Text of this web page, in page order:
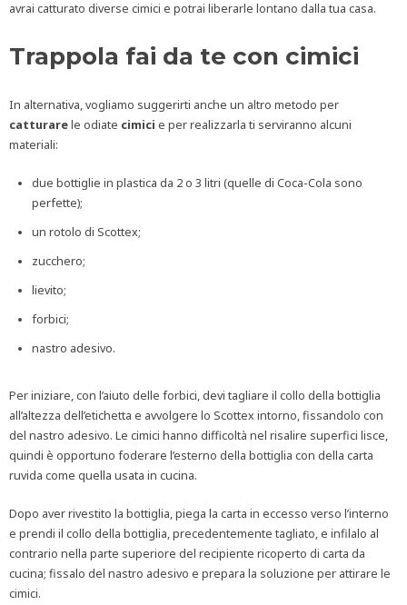
avrai catturato diverse cimici e potrai liberarle lontano dalla tua casa.
Trappola fai da te con cimici
In alternativa, vogliamo suggerirti anche un altro metodo per
catturarele odiate cimici e per realizzarla ti serviranno alcuni
materiali:
due bottiglie in plastica da 2 o 3 litri (quelle di Coca-Cola sono
perfette);
un rotolo di Scottex;
zucchero;
lievito;
forbici;
nastro adesivo.
Per iniziare, con l’aiuto delle forbici, devi tagliare il collo della bottiglia
all’altezza dell’etichetta e avvolgere lo Scottex intorno, fissandolo con
del nastro adesivo. Le cimici hanno difficoltà nel risalire superfici lisce,
quindi è opportuno foderare l’esterno della bottiglia con della carta
ruvida come quella usata in cucina.
Dopo aver rivestito la bottiglia, piega la carta in eccesso verso l’interno
e prendi il collo della bottiglia, precedentemente tagliato, e infilalo al
contrario nella parte superiore del recipiente ricoperto di carta da
cucina; fissalo del nastro adesivo e prepara la soluzione per attirare le
cimici.